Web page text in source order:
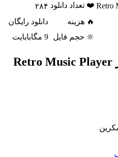
❤️ تعداد دانلود ۲۸۴
🔥 هزینه
دانلود رایگان
🔆 حجم فایل 9 مگابابایت